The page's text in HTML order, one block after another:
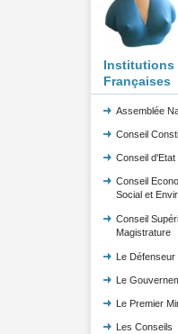
Institutions
Françaises
Assemblée
Conseil
Conseil d'Etat
Conseil
Social et
Conseil
Magistrature
Le Défenseur
Le
Le Premier
Les Conseils